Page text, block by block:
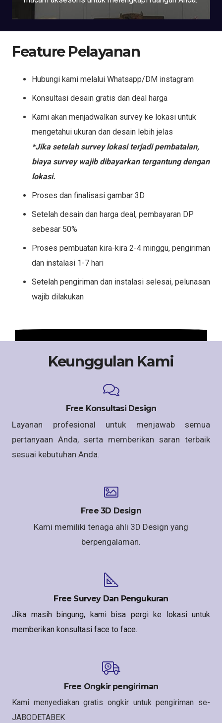
Feature Pelayanan
Hubungi kami melalui Whatsapp/DM instagram
Konsultasi desain gratis dan deal harga
Kami akan menjadwalkan survey ke lokasi untuk
mengetahui ukuran dan desain lebih jelas
*Jika setelah survey lokasi terjadi pembatalan,
biaya survey wajib dibayarkan tergantung dengan
lokasi.
Proses dan finalisasi gambar 3D
Setelah desain dan harga deal, pembayaran DP
sebesar 50%
Proses pembuatan kira-kira 2-4 minggu, pengiriman
dan instalasi 1-7 hari
Setelah pengiriman dan instalasi selesai, pelunasan
wajib dilakukan
Keunggulan Kami
Free Konsultasi Design
Layanan profesional untuk menjawab semua
pertanyaan Anda, serta memberikan saran terbaik
sesuai kebutuhan Anda.
Free 3D Design
Kami memiliki tenaga ahli 3D Design yang
berpengalaman.
Free Survey Dan Pengukuran
Jika masih bingung, kami bisa pergi ke lokasi untuk
memberikan konsultasi face to face.
Free Ongkir pengiriman
Kami menyediakan gratis ongkir untuk pengiriman se-
JABODETABEK